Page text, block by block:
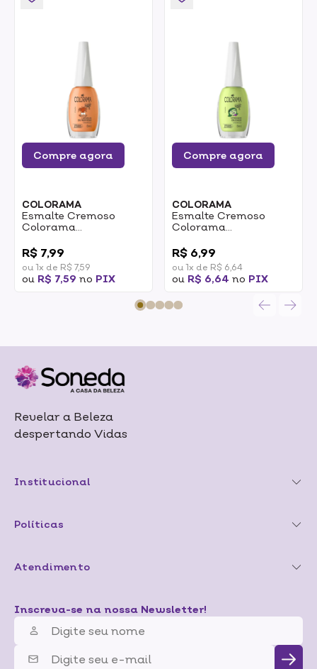
Compre agora
COLORAMA
Esmalte Cremoso
Colorama
Laranja De Nervoso
8ml
R$ 7,99
ou 1x de R$ 7,59
ou R$ 7,59 no PIX
Compre agora
COLORAMA
Esmalte Cremoso
Colorama
Verdinho Enjoado 8ml
R$ 6,99
ou 1x de R$ 6,64
ou R$ 6,64 no PIX
Revelar a Beleza
despertando Vidas
Institucional
Políticas
Atendimento
Inscreva-se na nossa Newsletter!